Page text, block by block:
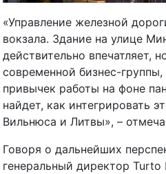
«Управление железной
вокзала. Здание на улице
действительно впечатляет,
современной бизнес-
привычек работы на фоне
найдет, как интегрировать
Вильнюса и Литвы», –
Говоря о дальнейших
генеральный директор